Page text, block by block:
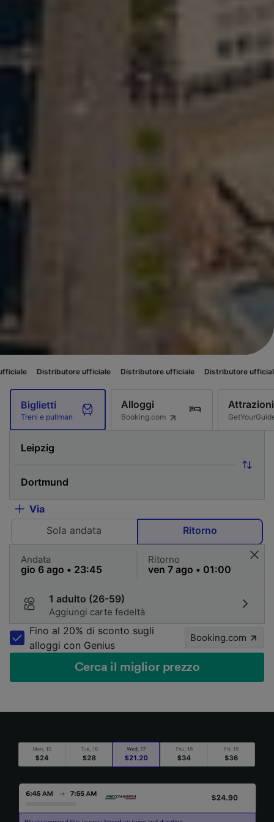
ufficiale Distributore ufficiale Distributore ufficiale
Biglietti
Treni e pullman
Alloggi
Booking.com
Attrazioni
Via
Sola andata
Ritorno
Andata Ritorno
1 adulto (26-59)
Aggiungi carte fedeltà
Fino al 20% di sconto sugli
alloggi con Genius
Booking.com
Cerca il miglior prezzo